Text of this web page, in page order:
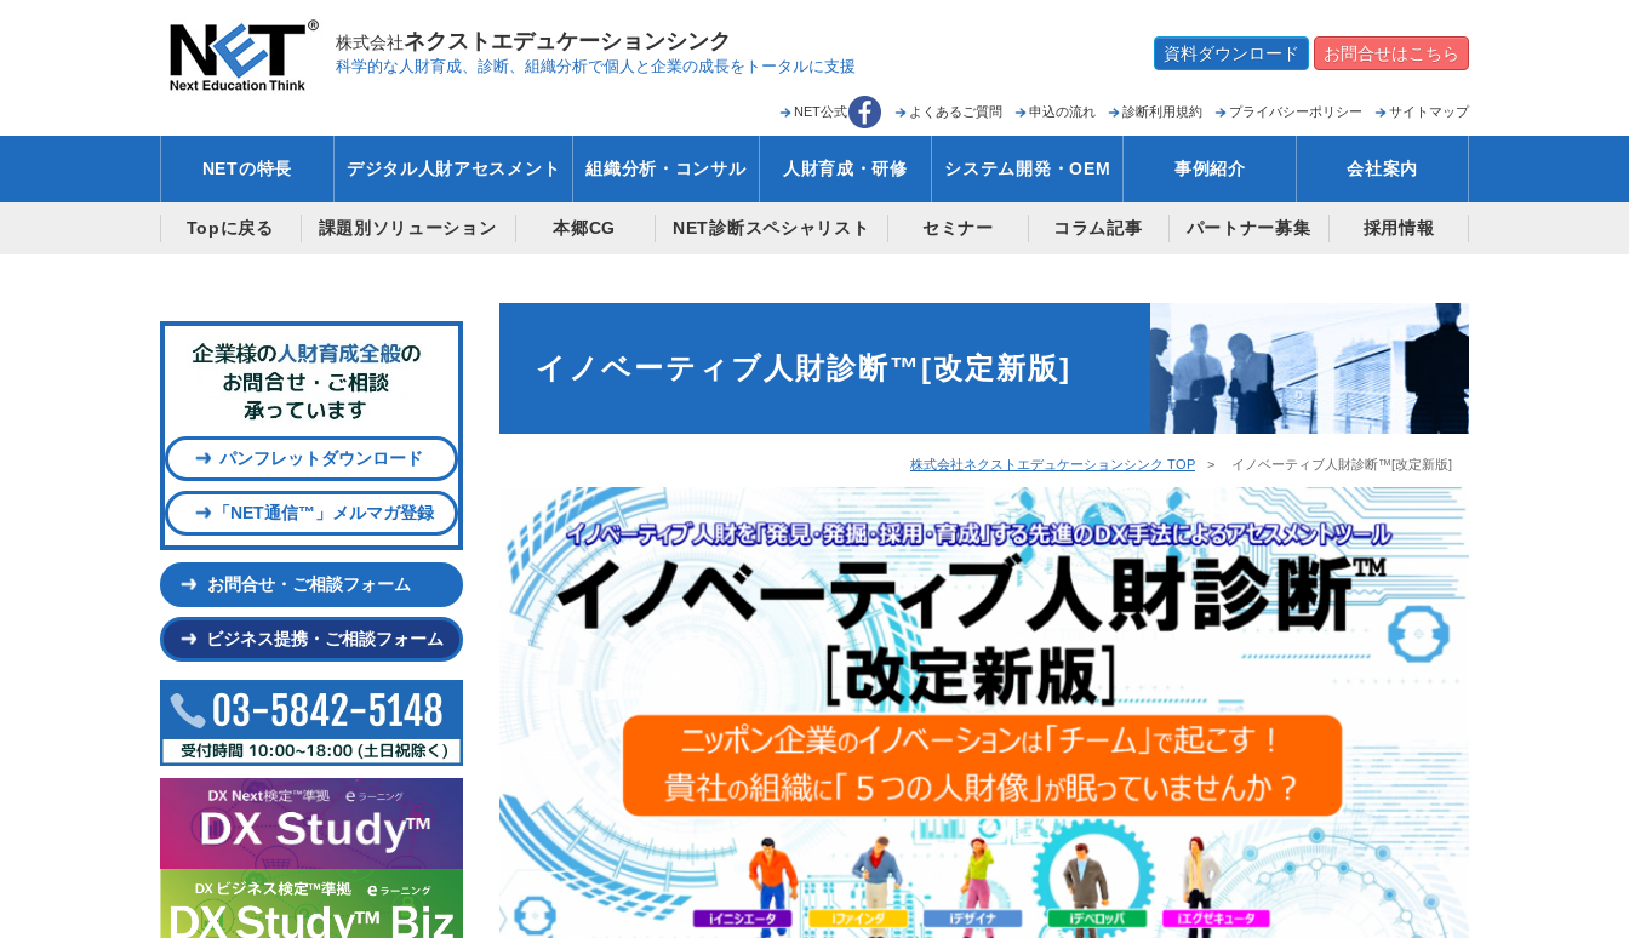
株式会社ネクストエデュケーションシンク
科学的な人財育成、診断、組織分析で個人と企業の成長をトータルに支援
資料ダウンロード お問合せはこちら
NET公式 よくあるご質問 申込の流れ 診断利用規約 プライバシーポリシー サイトマップ
NETの特長 デジタル人財アセスメント 組織分析・コンサル 人財育成・研修 システム開発・OEM 事例紹介 会社案内
Topに戻る 課題別ソリューション 本郷CG NET診断スペシャリスト セミナー コラム記事 パートナー募集 採用情報
イノベーティブ人財診断™[改定新版]
株式会社ネクストエデュケーションシンク TOP イノベーティブ人財診断™[改定新版]
パンフレットダウンロード
「NET通信™」メルマガ登録
お問合せ・ご相談フォーム
ビジネス提携・ご相談フォーム